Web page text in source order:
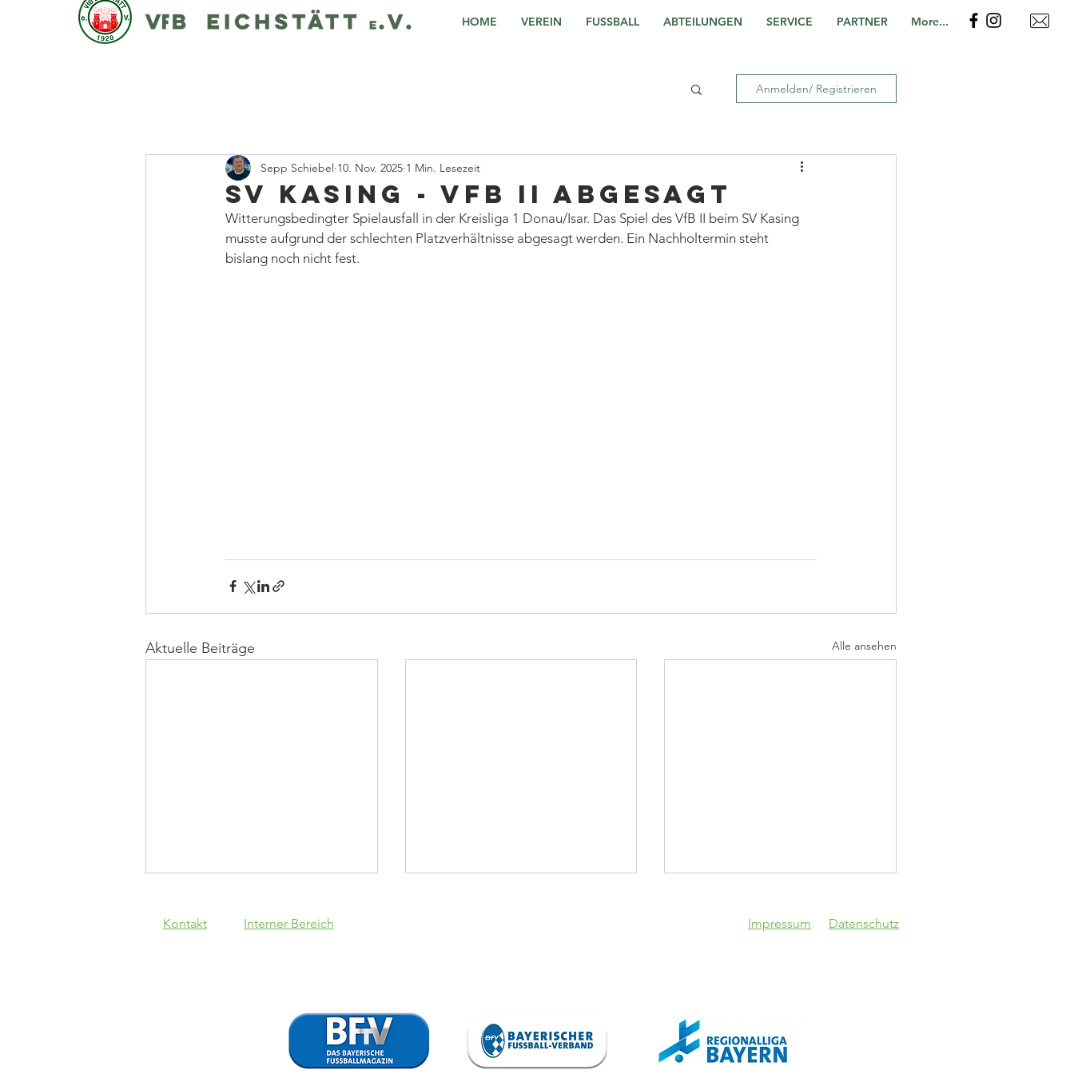
HOME VEREIN FUSSBALL ABTEILUNGEN SERVICE PARTNER More...
Anmelden/ Registrieren
SV Kasing - VfB II abgesagt
Sepp Schiebel 10. Nov. 2025 1 Min. Lesezeit
Witterungsbedingter Spielausfall in der Kreisliga 1 Donau/Isar. Das Spiel des VfB II beim SV Kasing
musste aufgrund der schlechten Platzverhältnisse abgesagt werden. Ein Nachholtermin steht
bislang noch nicht fest.
Aktuelle Beiträge Alle ansehen
Augsburg - VfB
SV Kasing - VfB
II
TSV Schwaben
Augsburg - VfB
Kontakt Interner Bereich Impressum Datenschutz